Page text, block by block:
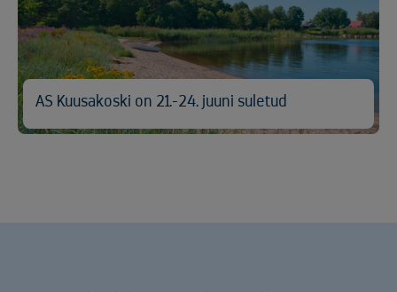
AS Kuusakoski on 21.-24. juuni suletud